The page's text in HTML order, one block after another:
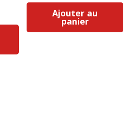
Ajouter au
panier